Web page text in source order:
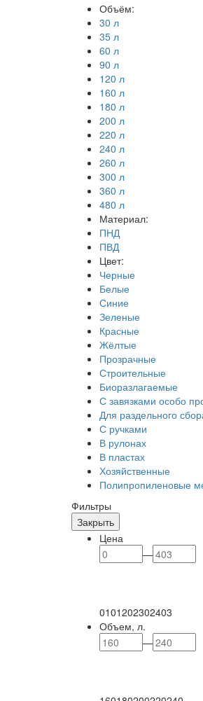
Объём:
30 л
35 л
60 л
90 л
120 л
160 л
180 л
200 л
220 л
240 л
260 л
300 л
360 л
480 л
Материал:
ПНД
ПВД
Цвет:
Черные
Белые
Синие
Зеленые
Красные
Жёлтые
Прозрачные
Строительные
Биоразлагаемые
С завязками особо
Для раздельного
С ручками
В рулонах
В пластах
Хозяйственные
Полипропиленовые
Фильтры
Закрыть
Цена
—
0101202302403
Объем, л.
—